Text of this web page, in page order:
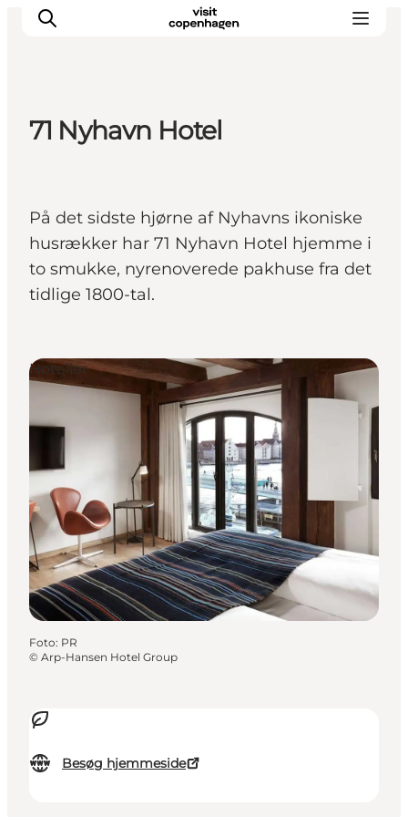
Spis & drik
Områder
Planlæg din tur
CopenPay
Copenhagen Card
71 Nyhavn Hotel
På det sidste hjørne af Nyhavns ikoniske
husrækker har 71 Nyhavn Hotel hjemme i
to smukke, nyrenoverede pakhuse fra det
tidlige 1800-tal.
Besøg hjemmeside
Hoteller
Foto: PR
© Arp-Hansen Hotel Group